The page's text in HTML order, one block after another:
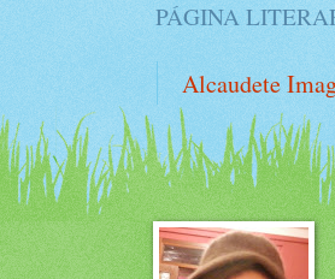
PÁGINA
Alcaudete